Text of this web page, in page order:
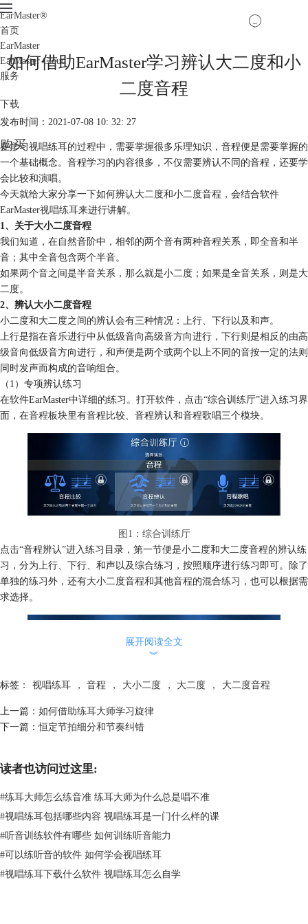
EarMaster®
首页
EarMaster
EarMaster Cloud
服务
下载
购买
如何借助EarMaster学习辨认大二度和小
二度音程
发布时间：2021-07-08 10: 32: 27
在学习视唱练耳的过程中，需要掌握很多乐理知识，音程便是需要掌握的
一个基础概念。音程学习的内容很多，不仅需要辨认不同的音程，还要学
会比较和演唱。
今天就给大家分享一下如何辨认大二度和小二度音程，会结合软件
EarMaster视唱练耳来进行讲解。
1、关于大小二度音程
我们知道，在自然音阶中，相邻的两个音有两种音程关系，即全音和半
音；其中全音包含两个半音。
如果两个音之间是半音关系，那么就是小二度；如果是全音关系，则是大
二度。
2、辨认大小二度音程
小二度和大二度之间的辨认会有三种情况：上行、下行以及和声。
上行是指在音乐进行中从低级音向高级音方向进行，下行则是相反的由高
级音向低级音方向进行，和声便是两个或两个以上不同的音按一定的法则
同时发声而构成的音响组合。
（1）专项辨认练习
在软件EarMaster中详细的练习。打开软件，点击“综合训练厅”进入练习界
面，在音程板块里有音程比较、音程辨认和音程歌唱三个模块。
图1：综合训练厅
点击“音程辨认”进入练习目录，第一节便是小二度和大二度音程的辨认练
习，分为上行、下行、和声以及综合练习，按照顺序进行练习即可。除了
单独的练习外，还有大小二度音程和其他音程的混合练习，也可以根据需
求选择。
图2：音程辨认
（2）自由辨认练习
这款软件不仅可以进行专项练习，同时还有进行自定义练习。
点击“自定义教学活动”进入自由练习界面，在音程板块同样也有音程辨认
展开阅读全文
︾
标签： 视唱练耳 ， 音程 ， 大小二度 ， 大二度 ， 大二度音程
上一篇： 如何借助练耳大师学习旋律
下一篇：恒定节拍细分和节奏纠错
读者也访问过这里:
#练耳大师怎么练音准 练耳大师为什么总是唱不准
#视唱练耳包括哪些内容 视唱练耳是一门什么样的课
#听音训练软件有哪些 如何训练听音能力
#可以练听音的软件 如何学会视唱练耳
#视唱练耳下载什么软件 视唱练耳怎么自学